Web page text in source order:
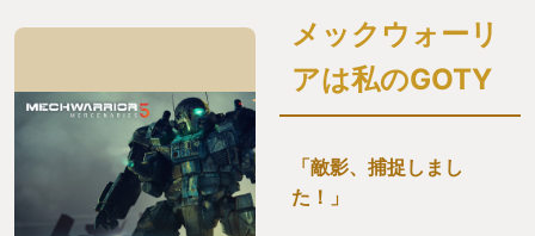
メックウォーリ
アは私のGOTY
「敵影、捕捉しまし
た！」